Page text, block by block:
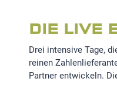
DIE LIVE
Drei intensive Tage,
reinen
Partner entwickeln.
1 Jahr